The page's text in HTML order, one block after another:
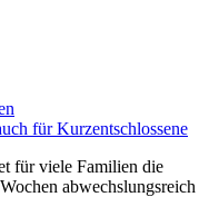
für Kurzentschlossene
für viele Familien die
abwechslungsreich